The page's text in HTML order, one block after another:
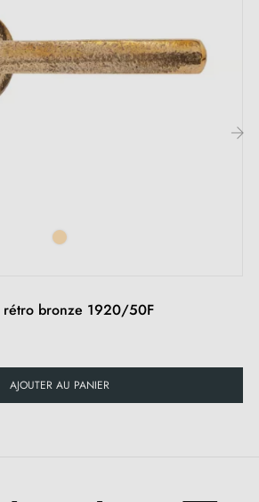
montage
: 7x7 mm pour la France, 8x8 mm
la Suisse et l'UE
rétro bronze 1920/50F
AJOUTER AU PANIER